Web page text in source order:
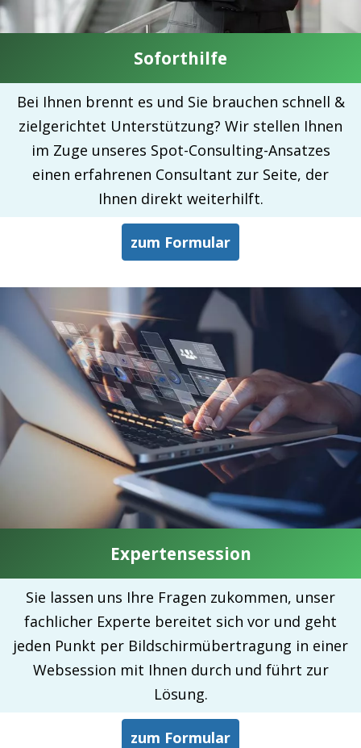
Soforthilfe
Bei Ihnen brennt es und Sie brauchen schnell &
zielgerichtet Unterstützung? Wir stellen Ihnen
im Zuge unseres Spot-Consulting-Ansatzes
einen erfahrenen Consultant zur Seite, der
Ihnen direkt weiterhilft.
zum Formular
Expertensession
Sie lassen uns Ihre Fragen zukommen, unser
fachlicher Experte bereitet sich vor und geht
jeden Punkt per Bildschirmübertragung in einer
Websession mit Ihnen durch und führt zur
Lösung.
zum Formular